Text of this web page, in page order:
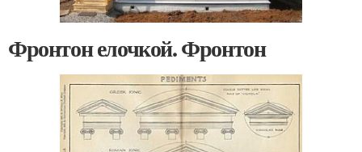
Фронтон елочкой. Фронтон